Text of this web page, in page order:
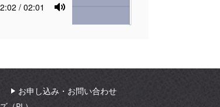
/ 02:01
Mute
お申し込み・お問い合わせ